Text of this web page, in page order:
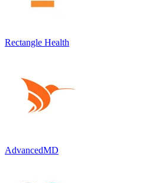
Rectangle Health
AdvancedMD